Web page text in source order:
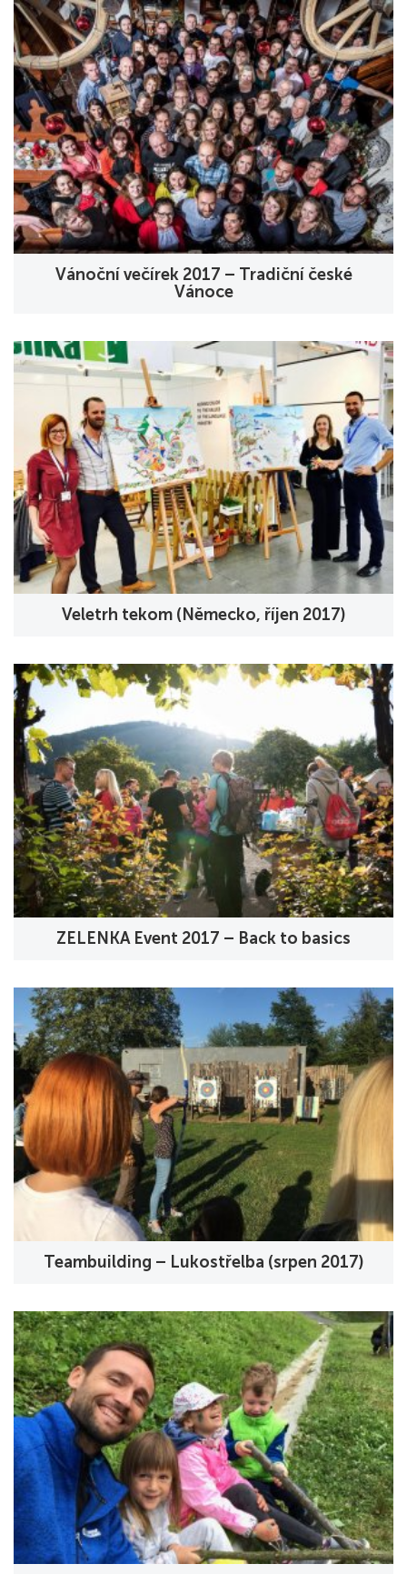
Vánoční večírek 2017 – Tradiční české
Vánoce
Veletrh tekom (Německo, říjen 2017)
ZELENKA Event 2017 – Back to basics
Teambuilding – Lukostřelba (srpen 2017)